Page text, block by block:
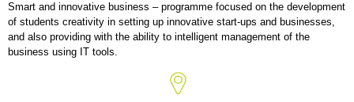
Smart and innovative business – programme focused on the development
of students creativity in setting up innovative start-ups and businesses,
and also providing with the ability to intelligent management of the
business using IT tools.